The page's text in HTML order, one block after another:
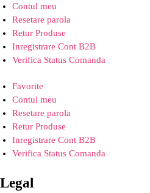
Contul meu
Resetare parola
Retur Produse
Inregistrare Cont B2B
Verifica Status Comanda
Favorite
Contul meu
Resetare parola
Retur Produse
Inregistrare Cont B2B
Verifica Status Comanda
Legal